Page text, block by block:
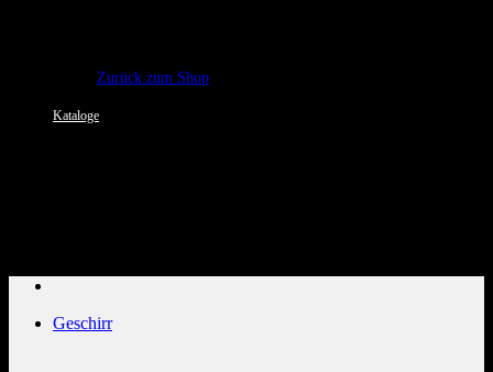
Zurück zum Shop
Kataloge
Geschirr